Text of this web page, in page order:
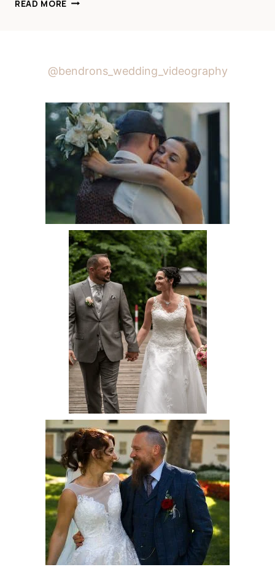
READ MORE
ÖSTERREICH?
KOSTEN
TIPPS
2026
@bendrons_wedding_videography